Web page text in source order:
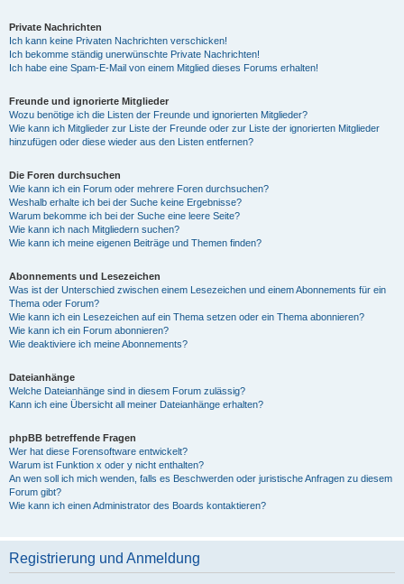
Private Nachrichten
Ich kann keine Privaten Nachrichten verschicken!
Ich bekomme ständig unerwünschte Private Nachrichten!
Ich habe eine Spam-E-Mail von einem Mitglied dieses Forums erhalten!
Freunde und ignorierte Mitglieder
Wozu benötige ich die Listen der Freunde und ignorierten Mitglieder?
Wie kann ich Mitglieder zur Liste der Freunde oder zur Liste der ignorierten Mitglieder
hinzufügen oder diese wieder aus den Listen entfernen?
Die Foren durchsuchen
Wie kann ich ein Forum oder mehrere Foren durchsuchen?
Weshalb erhalte ich bei der Suche keine Ergebnisse?
Warum bekomme ich bei der Suche eine leere Seite?
Wie kann ich nach Mitgliedern suchen?
Wie kann ich meine eigenen Beiträge und Themen finden?
Abonnements und Lesezeichen
Was ist der Unterschied zwischen einem Lesezeichen und einem Abonnements für ein
Thema oder Forum?
Wie kann ich ein Lesezeichen auf ein Thema setzen oder ein Thema abonnieren?
Wie kann ich ein Forum abonnieren?
Wie deaktiviere ich meine Abonnements?
Dateianhänge
Welche Dateianhänge sind in diesem Forum zulässig?
Kann ich eine Übersicht all meiner Dateianhänge erhalten?
phpBB betreffende Fragen
Wer hat diese Forensoftware entwickelt?
Warum ist Funktion x oder y nicht enthalten?
An wen soll ich mich wenden, falls es Beschwerden oder juristische Anfragen zu diesem
Forum gibt?
Wie kann ich einen Administrator des Boards kontaktieren?
Registrierung und Anmeldung